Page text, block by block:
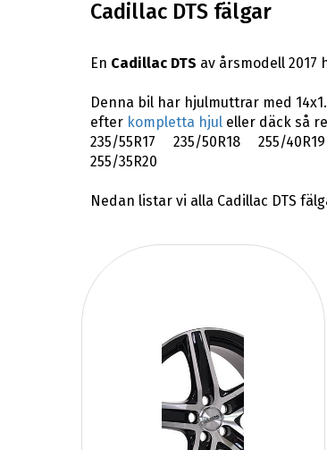
Cadillac DTS fälgar
En Cadillac DTS av årsmodell 2017
Denna bil har hjulmuttrar med
efter kompletta hjuleller däck så
235/55R17 235/50R18 255/40R19
255/35R20
Nedan listar vi alla Cadillac DTS